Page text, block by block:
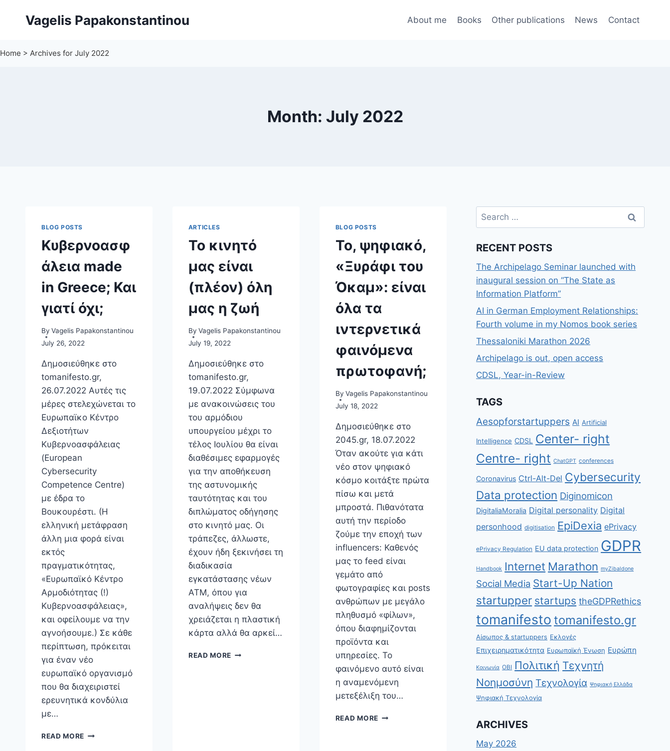
Vagelis Papakonstantinou About me Books Other publications News Contact
Home > Archives for July 2022
Month: July 2022
BLOG POSTS
Κυβερνοασφ
άλεια made
in Greece; Και
γιατί όχι;
By Vagelis Papakonstantinou
July 26, 2022
Δημοσιεύθηκε στο
tomanifesto.gr,
26.07.2022 Αυτές τις
μέρες στελεχώνεται το
Ευρωπαϊκο Κέντρο
Δεξιοτήτων
Κυβερνοασφάλειας
(European
Cybersecurity
Competence Centre)
με έδρα το
Βουκουρέστι. (Η
ελληνική μετάφραση
άλλη μια φορά είναι
εκτός
πραγματικότητας,
«Ευρωπαϊκό Κέντρο
Αρμοδιότητας (!)
Κυβερνοασφάλειας»,
και οφείλουμε να την
αγνοήσουμε.) Σε κάθε
περίπτωση, πρόκειται
για έναν νέο
ευρωπαϊκό οργανισμό
που θα διαχειριστεί
ερευνητικά κονδύλια
με…
READ MORE ΚΥΒΕΡΝΟΑΣΦΆΛΕΙΑ
ARTICLES
Το κινητό
μας είναι
(πλέον) όλη
μας η ζωή
By Vagelis Papakonstantinou
July 19, 2022
Δημοσιεύθηκε στο
tomanifesto.gr,
19.07.2022 Σύμφωνα
με ανακοινώσεις του
του αρμόδιου
υπουργείου μέχρι το
τέλος Ιουλίου θα είναι
διαθέσιμες εφαρμογές
για την αποθήκευση
της αστυνομικής
ταυτότητας και του
διπλώματος οδήγησης
στο κινητό μας. Οι
τράπεζες, άλλωστε,
έχουν ήδη ξεκινήσει τη
διαδικασία
εγκατάστασης νέων
ΑΤΜ, όπου για
αναλήψεις δεν θα
χρειάζεται η πλαστική
κάρτα αλλά θα αρκεί…
READ MORE ΤΟ
BLOG POSTS
Το, ψηφιακό,
«Ξυράφι του
Όκαμ»: είναι
όλα τα
ιντερνετικά
φαινόμενα
πρωτοφανή;
By Vagelis Papakonstantinou
July 18, 2022
Δημοσιεύθηκε στο
2045.gr, 18.07.2022
Όταν ακούτε για κάτι
νέο στον ψηφιακό
κόσμο κοιτάξτε πρώτα
πίσω και μετά
μπροστά. Πιθανότατα
αυτή την περίοδο
ζούμε την εποχή των
influencers: Καθενός
μας το feed είναι
γεμάτο από
φωτογραφίες και posts
ανθρώπων με μεγάλο
πληθυσμό «φίλων»,
όπου διαφημίζονται
προϊόντα και
υπηρεσίες. Το
φαινόμενο αυτό είναι
η αναμενόμενη
μετεξέλιξη του…
READ MOREΤΟ,
Search
for:
RECENT POSTS
The Archipelago Seminar launched with
inaugural session on “The State as
Information Platform”
AI in German Employment Relationships:
Fourth volume in my Nomos book series
Thessaloniki Marathon 2026
Archipelago is out, open access
CDSL, Year-in-Review
TAGS
Aesopforstartuppers AI Artificial
Intelligence CDSL
Center- right
Centre- right ChatGPT conferences
Coronavirus Ctrl-Alt-Del Cybersecurity
Data protection Diginomicon
DigitaliaMoralia Digital personality Digital
personhood digitisation EpiDexia ePrivacy
ePrivacy Regulation EU data protection GDPR
Handbook Internet Marathon myZibaldone
Social Media Start-Up Nation
startupper startups theGDPRethics
tomanifesto tomanifesto.gr
Αίσωπος & startuppers Εκλογές
Επιχειρηματικότητα Ευρωπαϊκή Ένωση Ευρώπη
Κοινωνία ΟΒΙ Πολιτική Τεχνητή
Νοημοσύνη Τεχνολογία Ψηφιακή Ελλάδα
Ψηφιακή Τεχνολογία
ARCHIVES
May 2026